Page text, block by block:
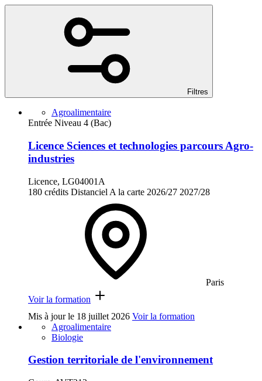
Filtres
Agroalimentaire
Entrée Niveau 4 (Bac)
Licence Sciences et technologies parcours Agro-
industries
Licence, LG04001A
180 crédits Distanciel A la carte 2026/27 2027/28
Paris
Voir la formation
Mis à jour le 18 juillet 2026 Voir la formation
Agroalimentaire
Biologie
Gestion territoriale de l'environnement